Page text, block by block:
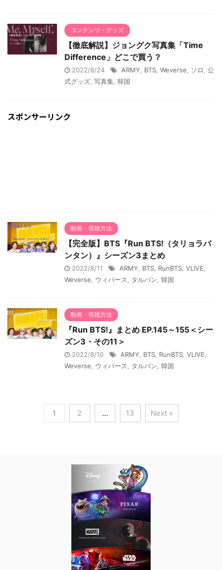
コンテンツ・グッズ
【徹底解説】ジョングク写真集「Time
Difference」どこで買う？
2022/8/24 ARMY BTS Weverse ソロ
公
式グッズ 写真集 韓国
スポンサーリンク
動画・視聴方法
【完全版】BTS『Run BTS!（タリョラバ
ンタン）』シーズン3まとめ
2022/8/11 ARMY BTS RunBTS VLIVE
Weverse
ウィバース タルバン 韓国
動画・視聴方法
『Run BTS!』まとめ EP.145～155＜シー
ズン3・その11＞
2022/8/10 ARMY BTS RunBTS VLIVE
Weverse
ウィバース タルバン 韓国
1 2 … 13 Next »